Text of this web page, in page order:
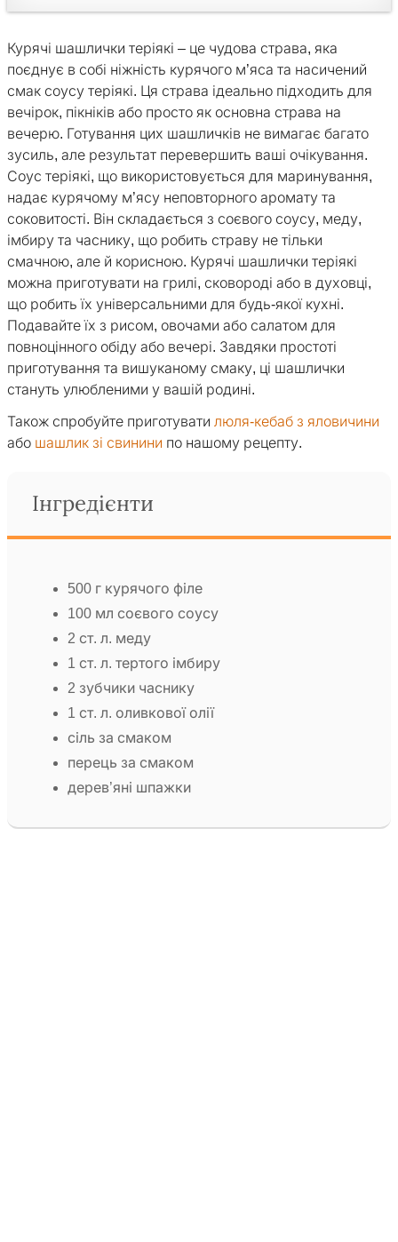
Курячі шашлички теріякі – це чудова страва, яка
поєднує в собі ніжність курячого м’яса та насичений
смак соусу теріякі. Ця страва ідеально підходить для
вечірок, пікніків або просто як основна страва на
вечерю. Готування цих шашличків не вимагає багато
зусиль, але результат перевершить ваші очікування.
Соус теріякі, що використовується для маринування,
надає курячому м’ясу неповторного аромату та
соковитості. Він складається з соєвого соусу, меду,
імбиру та часнику, що робить страву не тільки
смачною, але й корисною. Курячі шашлички теріякі
можна приготувати на грилі, сковороді або в духовці,
що робить їх універсальними для будь-якої кухні.
Подавайте їх з рисом, овочами або салатом для
повноцінного обіду або вечері. Завдяки простоті
приготування та вишуканому смаку, ці шашлички
стануть улюбленими у вашій родині.
Також спробуйте приготувати люля-кебаб з яловичини
або шашлик зі свинини по нашому рецепту.
Інгредієнти
500 г курячого філе
100 мл соєвого соусу
2 ст. л. меду
1 ст. л. тертого імбиру
2 зубчики часнику
1 ст. л. оливкової олії
сіль за смаком
перець за смаком
дерев’яні шпажки